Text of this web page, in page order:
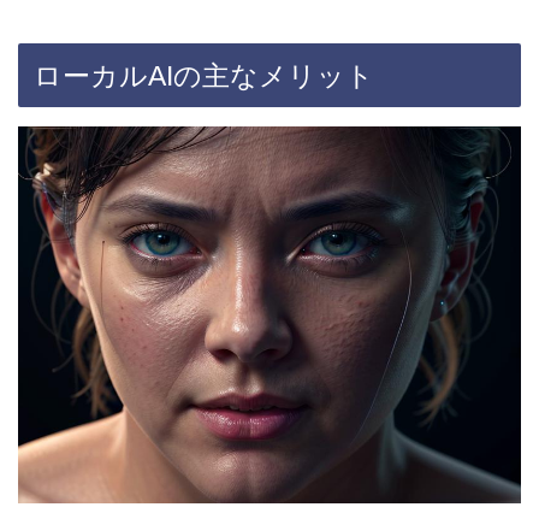
ローカルAIの主なメリット